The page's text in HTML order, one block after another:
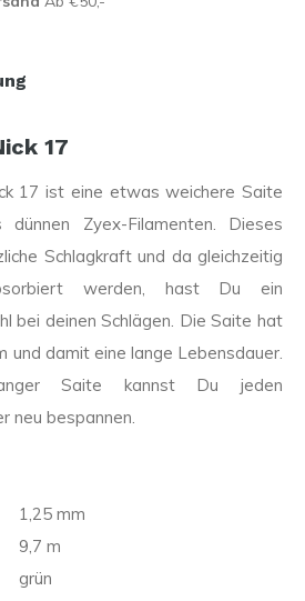
17
17 ist eine etwas weichere Saite
Zyex-Filamenten. Dieses
Schlagkraft und da gleichzeitig
werden, hast Du ein
bei deinen Schlägen. Die Saite hat
und damit eine lange Lebensdauer.
Saite kannst Du jeden
neu bespannen.
1,25 mm
9,7 m
grün